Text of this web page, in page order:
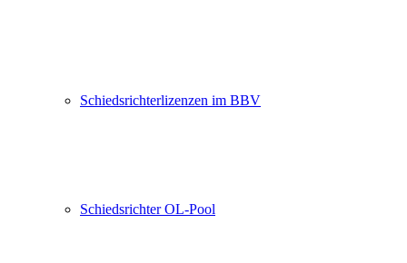
Schiedsrichterlizenzen im BBV
Schiedsrichter OL-Pool